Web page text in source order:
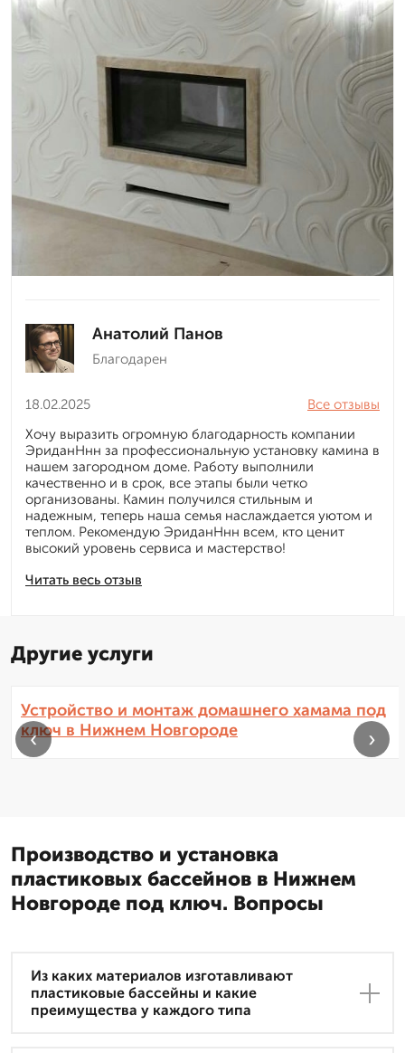
Анатолий Панов
Благодарен
18.02.2025
Читать весь отзыв
Все отзывы
Хочу выразить огромную благодарность компании
ЭриданНнн за профессиональную установку камина в
нашем загородном доме. Работу выполнили
качественно и в срок, все этапы были четко
организованы. Камин получился стильным и
надежным, теперь наша семья наслаждается уютом и
теплом. Рекомендую ЭриданНнн всем, кто ценит
высокий уровень сервиса и мастерство!
Другие услуги
Устройство и монтаж домашнего хамама под
ключ в Нижнем Новгороде
‹ ›
Производство и установка
пластиковых бассейнов в Нижнем
Новгороде под ключ. Вопросы
Из каких материалов изготавливают
пластиковые бассейны и какие
преимущества у каждого типа